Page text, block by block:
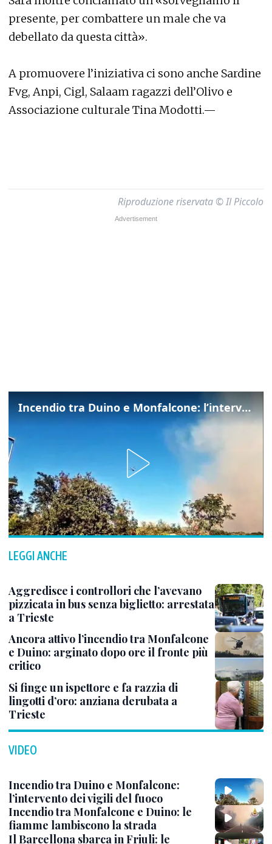
presente, per combattere un male che va
debellato da questa città».
A promuovere l’iniziativa ci sono anche Sardine
Fvg, Anpi, Cigl, Salaam ragazzi dell’Olivo e
Associazione culturale Tina Modotti.—
Riproduzione riservata © Il Piccolo
Incendio tra Duino e Monfalcone: l’intervento dei vigili del fuoco
LEGGI ANCHE
Aggredisce i controllori che l’avevano
pizzicata in bus senza biglietto: arrestata
a Trieste
Ancora attivo l’incendio tra Monfalcone
e Duino: arginato dopo ore il fronte più
critico
Si finge un ispettore e fa razzia di
lingotti d’oro: anziana derubata a
Trieste
VIDEO
Incendio tra Duino e Monfalcone:
l’intervento dei vigili del fuoco
Incendio tra Monfalcone e Duino: le
fiamme lambiscono la strada
Il Barcellona sbarca in Friuli: le